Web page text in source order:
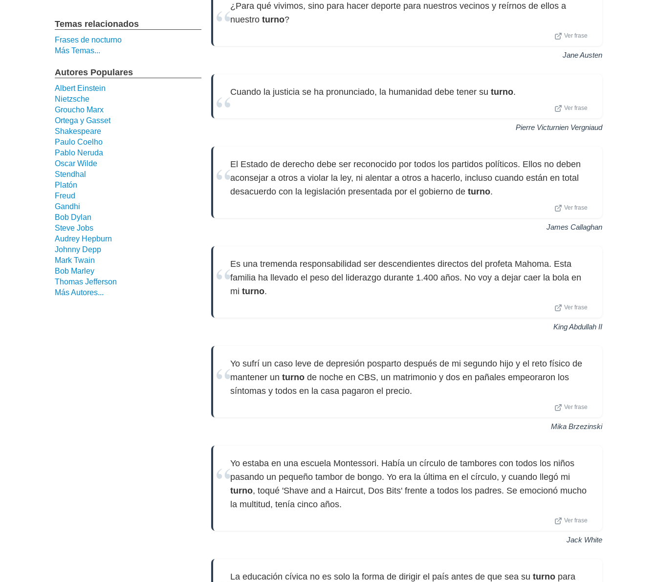
¿Para qué vivimos, sino para hacer deporte para nuestros vecinos y reírnos de ellos a
nuestro turno?
Ver frase
Jane Austen
Cuando la justicia se ha pronunciado, la humanidad debe tener su turno.
Ver frase
Pierre Victurnien Vergniaud
El Estado de derecho debe ser reconocido por todos los partidos políticos. Ellos no deben
aconsejar a otros a violar la ley, ni alentar a otros a hacerlo, incluso cuando están en total
desacuerdo con la legislación presentada por el gobierno de turno.
Ver frase
James Callaghan
Es una tremenda responsabilidad ser descendientes directos del profeta Mahoma. Esta
familia ha llevado el peso del liderazgo durante 1.400 años. No voy a dejar caer la bola en
mi turno.
Ver frase
King Abdullah II
Yo sufrí un caso leve de depresión posparto después de mi segundo hijo y el reto físico de
mantener un turno de noche en CBS, un matrimonio y dos en pañales empeoraron los
síntomas y todos en la casa pagaron el precio.
Ver frase
Mika Brzezinski
Yo estaba en una escuela Montessori. Había un círculo de tambores con todos los niños
pasando un pequeño tambor de bongo. Yo era la última en el círculo, y cuando llegó mi
turno, toqué 'Shave and a Haircut, Dos Bits' frente a todos los padres. Se emocionó mucho
la multitud, tenía cinco años.
Ver frase
Jack White
La educación cívica no es solo la forma de dirigir el país antes de que sea su turno para
Temas relacionados
Frases de nocturno
Más Temas...
Autores Populares
Albert Einstein
Nietzsche
Groucho Marx
Ortega y Gasset
Shakespeare
Paulo Coelho
Pablo Neruda
Oscar Wilde
Stendhal
Platón
Freud
Gandhi
Bob Dylan
Steve Jobs
Audrey Hepburn
Johnny Depp
Mark Twain
Bob Marley
Thomas Jefferson
Más Autores...